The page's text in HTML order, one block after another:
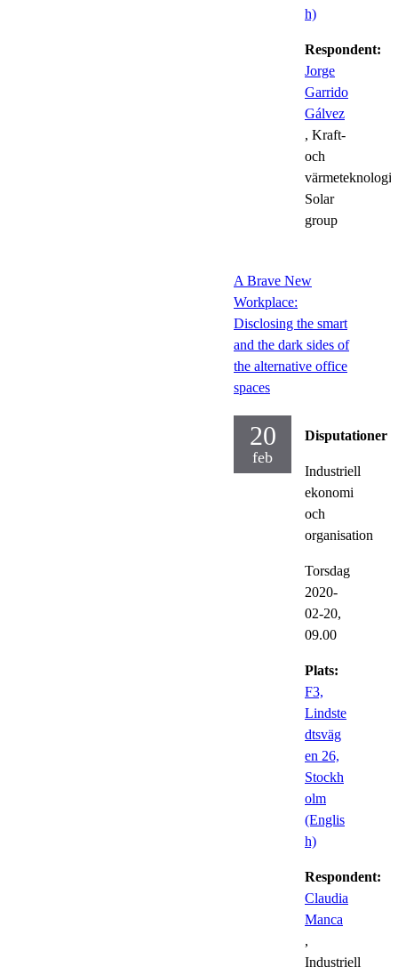
h)
Respondent:
Jorge
Garrido
Gálvez
, Kraft-
och
värmeteknologi,
Solar
group
A Brave New
Workplace:
Disclosing the smart
and the dark sides of
the alternative office
spaces
20
feb
Disputationer
Industriell
ekonomi
och
organisation
Torsdag
2020-
02-20,
09.00
Plats:
F3,
Lindste
dtsväg
en 26,
Stockh
olm
(Englis
h)
Respondent:
Claudia
Manca
,
Industriell